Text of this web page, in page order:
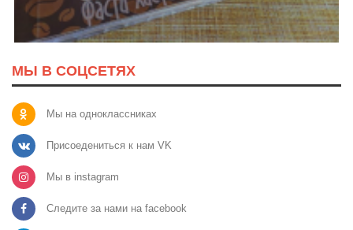
МЫ В СОЦСЕТЯХ
Мы на одноклассниках
Присоедениться к нам VK
Мы в instagram
Следите за нами на facebook